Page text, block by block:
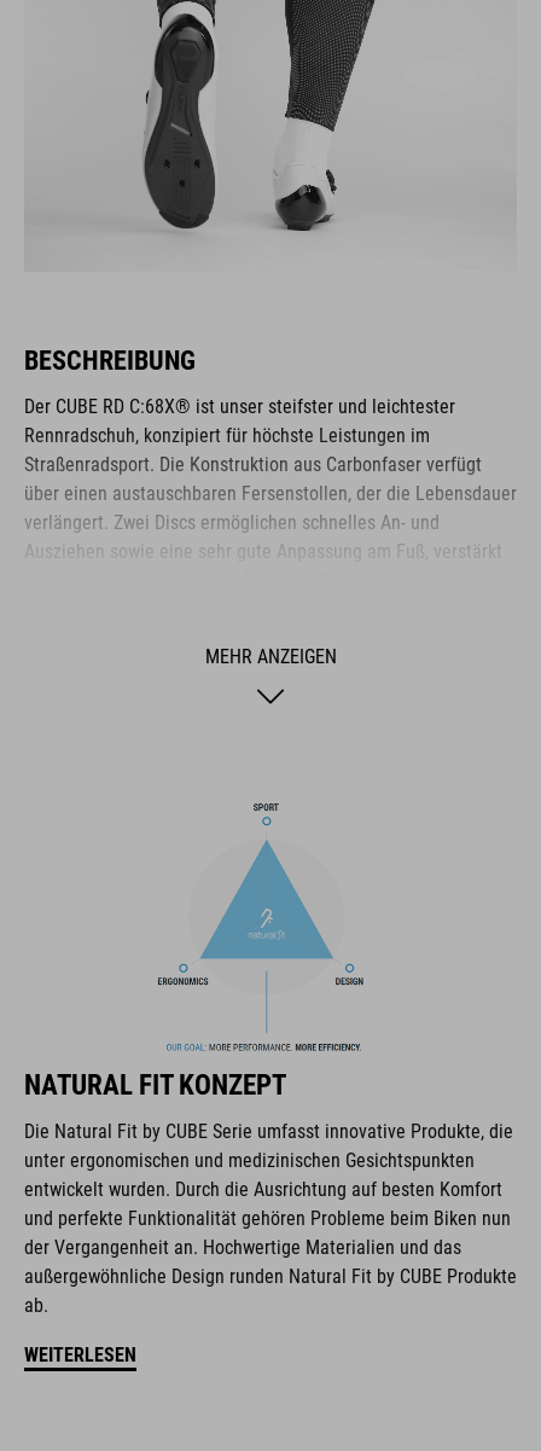
BESCHREIBUNG
Der CUBE RD C:68X® ist unser steifster und leichtester
Rennradschuh, konzipiert für höchste Leistungen im
Straßenradsport. Die Konstruktion aus Carbonfaser verfügt
über einen austauschbaren Fersenstollen, der die Lebensdauer
verlängert. Zwei Discs ermöglichen schnelles An- und
Ausziehen sowie eine sehr gute Anpassung am Fuß, verstärkt
zusätzlichen Schutz und optimierten Halt. Die perforierte
Oberfläche sorgt für Belüftung, während die NF Ergonomics-
Die Marke CUBE steht für innovative und qualitativ
orientieren. Durch die enge Zusammenarbeit der Designer in
perfekt aufeinander abgestimmt und generieren die beste
Kombination aus Design, Technik und Usability.
FEATURES
Carbon Außensohle
Drehverschluss
NF Ergonomics Leisten
MEHR ANZEIGEN
NATURAL FIT KONZEPT
Die Natural Fit by CUBE Serie umfasst innovative Produkte, die
unter ergonomischen und medizinischen Gesichtspunkten
entwickelt wurden. Durch die Ausrichtung auf besten Komfort
und perfekte Funktionalität gehören Probleme beim Biken nun
der Vergangenheit an. Hochwertige Materialien und das
außergewöhnliche Design runden Natural Fit by CUBE Produkte
ab.
WEITERLESEN